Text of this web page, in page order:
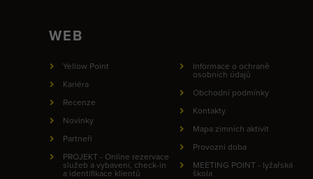
WEB
Yellow Point
Kariéra
Recenze
Novinky
Partneři
PROJEKT - Online rezervace
služeb a vybavení, check-in
a identifikace klientů
Informace o ochraně
osobních údajů
Obchodní podmínky
Kontakty
Mapa zimních aktivit
Provozní doba
MEETING POINT - lyžařská
škola